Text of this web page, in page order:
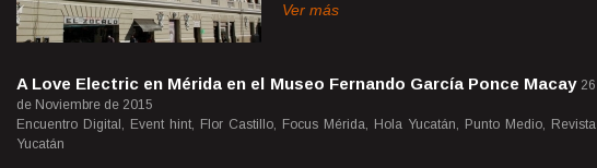
Ver más
A Love Electric en Mérida en el Museo Fernando García Ponce Macay 26
de Noviembre de 2015
Encuentro Digital, Event hint, Flor Castillo, Focus Mérida, Hola Yucatán, Punto Medio, Revista
Yucatán